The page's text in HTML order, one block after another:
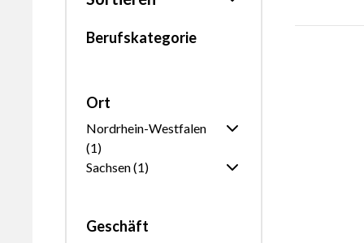
Nach was
Berufskategorie
Ort
Nordrhein-Westfalen
(1)
Ganz Nordrhein-
Sachsen (1)
Geschäft